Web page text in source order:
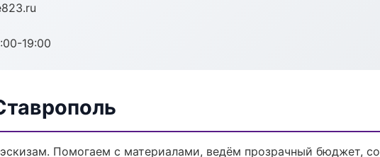
19:00
Помогаем с материалами, ведём прозрачный бюджет,